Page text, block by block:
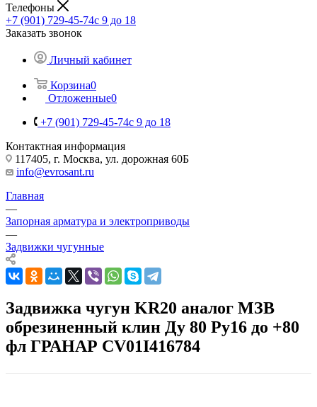
Телефоны
+7 (901) 729-45-74c 9 до 18
Заказать звонок
Личный кабинет
Корзина0
Отложенные0
+7 (901) 729-45-74c 9 до 18
Контактная информация
117405, г. Москва, ул. дорожная 60Б
info@evrosant.ru
Главная
—
Запорная арматура и электроприводы
—
Задвижки чугунные
Задвижка чугун KR20 аналог МЗВ
обрезиненный клин Ду 80 Ру16 до +80
фл ГРАНАР CV01I416784